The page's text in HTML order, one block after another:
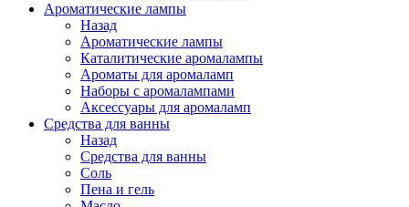
Ароматические лампы
Назад
Ароматические лампы
Каталитические аромалампы
Ароматы для аромаламп
Наборы с аромалампами
Аксессуары для аромаламп
Средства для ванны
Назад
Средства для ванны
Соль
Пена и гель